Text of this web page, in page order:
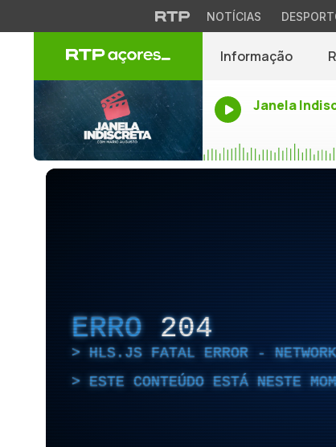
NOTÍCIAS
Informação
Janela
ERRO 204
HLS.JS FATAL ERROR -
ESTE CONTEÚDO ESTÁ NESTE